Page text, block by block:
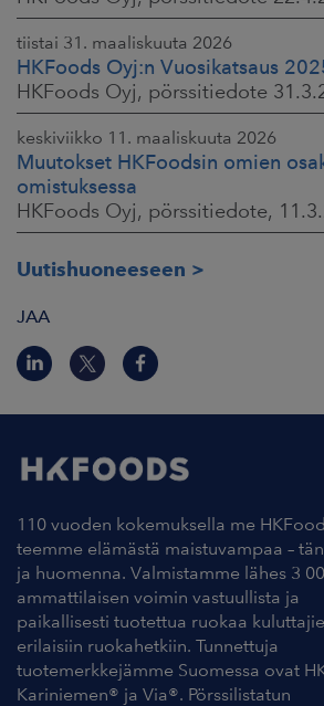
tiistai 31. maaliskuuta 2026
HKFoods Oyj:n Vuosikatsaus
HKFoods Oyj, pörssitiedote
keskiviikko 11. maaliskuuta 2026
Muutokset HKFoodsin omien
omistuksessa
HKFoods Oyj, pörssitiedote,
Uutishuoneeseen
JAA
110 vuoden kokemuksella me
teemme elämästä maistuvampaa –
ja huomenna. Valmistamme lähes 3
ammattilaisen voimin vastuullista ja
paikallisesti tuotettua ruokaa
erilaisiin ruokahetkiin. Tunnettuja
tuotemerkkejämme Suomessa ovat
Kariniemen® ja Via®. Pörssilistatun